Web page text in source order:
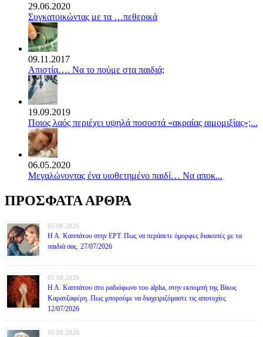
29.06.2020
Συγκατοικώντας με τα …πεθερικά
09.11.2017
Απιστία…. Να το πούμε στα παιδιά;
19.09.2019
Ποιος λαός περιέχει υψηλά ποσοστά «ακραίας αιμομιξίας»;...
06.05.2020
Mεγαλώνοντας ένα υιοθετημένο παιδί… Να αποκ...
ΠΡΟΣΦΑΤΑ ΑΡΘΡΑ
05.08.2026
Η Α. Καππάτου στην ΕΡΤ. Πως να περάσετε όμορφες διακοπές με τα
παιδιά σας. 27/07/2026
05.08.2026
Η Α. Καππάτου στο ραδιόφωνο του alpha, στην εκπομπή της Βίκυς
Καρατζαφέρη. Πως μπορούμε να διαχειριζόμαστε τις αποτυχίες
12/07/2026
05.08.2026